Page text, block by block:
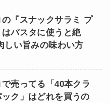
の『スナックサラミ プ
はパスタに使うと絶
しい旨みの味わい方
売ってる「40本クラ
ク」はどれを買うの